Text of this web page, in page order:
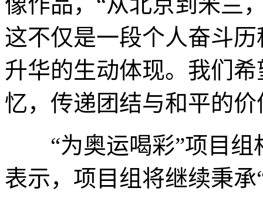
这不仅是一段个人奋斗
升华的生动体现。我们
忆，传递团结与和平的价
“为奥运喝彩”项目组
表示，项目组将继续秉